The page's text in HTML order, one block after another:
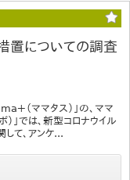
置についての調査
（ママタス）」の、ママ
」では、新型コロナウイル
て、アンケ...